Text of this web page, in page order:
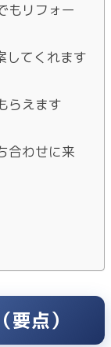
もリフォー
してくれます
らえます
合わせに来
点）